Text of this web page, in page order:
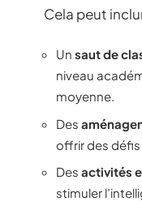
Cela peut
Un saut de
niveau
moyenne.
Des
offrir des
Des activités
stimuler